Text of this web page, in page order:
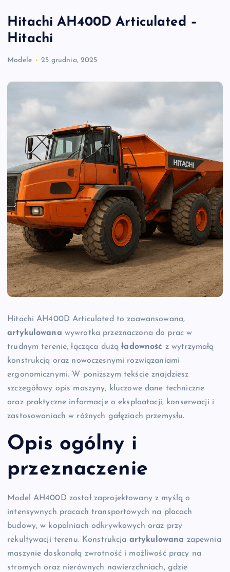
Hitachi AH400D Articulated –
Hitachi
Modele 25 grudnia, 2025
Hitachi AH400D Articulated to zaawansowana,
artykulowana wywrotka przeznaczona do prac w
trudnym terenie, łącząca dużąładowność z wytrzymałą
konstrukcją oraz nowoczesnymi rozwiązaniami
ergonomicznymi. W poniższym tekście znajdziesz
szczegółowy opis maszyny, kluczowe dane techniczne
oraz praktyczne informacje o eksploatacji, konserwacji i
zastosowaniach w różnych gałęziach przemysłu.
Opis ogólny i
przeznaczenie
Model AH400D został zaprojektowany z myślą o
intensywnych pracach transportowych na placach
budowy, w kopalniach odkrywkowych oraz przy
rekultywacji terenu. Konstrukcja artykulowana zapewnia
maszynie doskonałą zwrotność i możliwość pracy na
stromych oraz nierównych nawierzchniach, gdzie